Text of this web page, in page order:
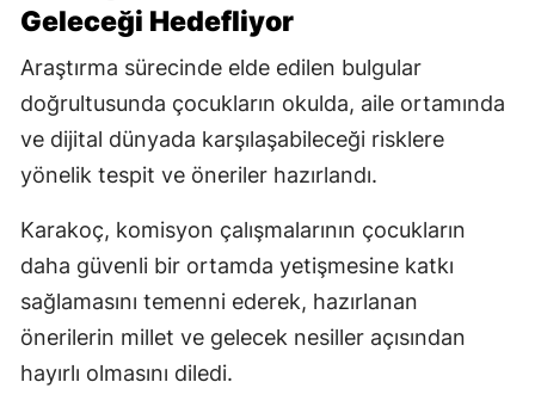
Geleceği Hedefliyor
Araştırma sürecinde elde edilen bulgular
doğrultusunda çocukların okulda, aile ortamında
ve dijital dünyada karşılaşabileceği risklere
yönelik tespit ve öneriler hazırlandı.
Karakoç, komisyon çalışmalarının çocukların
daha güvenli bir ortamda yetişmesine katkı
sağlamasını temenni ederek, hazırlanan
önerilerin millet ve gelecek nesiller açısından
hayırlı olmasını diledi.